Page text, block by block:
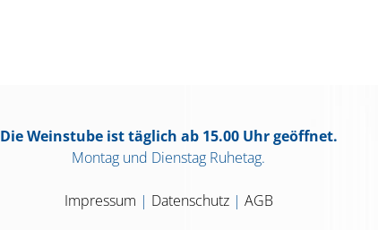
Die Weinstube ist täglich ab 15.00 Uhr geöffnet.
Montag und Dienstag Ruhetag.
Impressum | Datenschutz| AGB